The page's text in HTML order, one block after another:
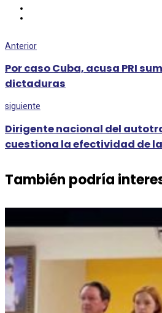
Anterior
Por caso Cuba, acusa PRI
dictaduras
siguiente
Dirigente nacional del
cuestiona la efectividad de
También podría